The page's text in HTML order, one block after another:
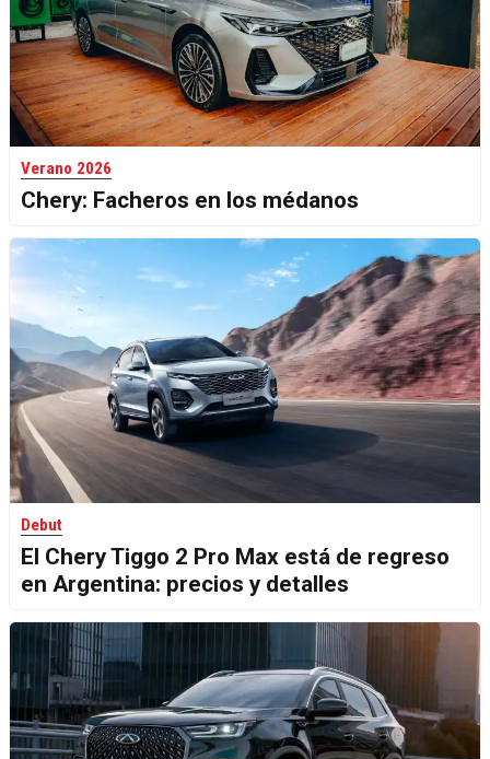
Verano 2026
Chery: Facheros en los médanos
Debut
El Chery Tiggo 2 Pro Max está de regreso
en Argentina: precios y detalles